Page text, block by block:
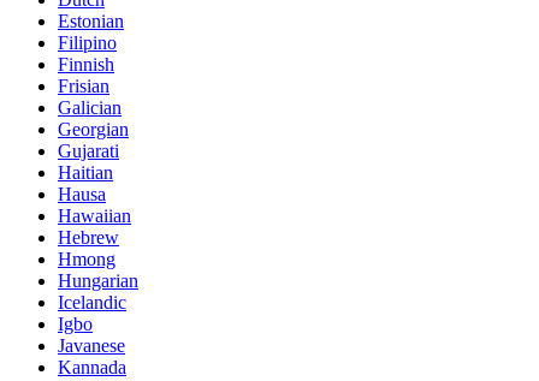
Estonian
Filipino
Finnish
Frisian
Galician
Georgian
Gujarati
Haitian
Hausa
Hawaiian
Hebrew
Hmong
Hungarian
Icelandic
Igbo
Javanese
Kannada